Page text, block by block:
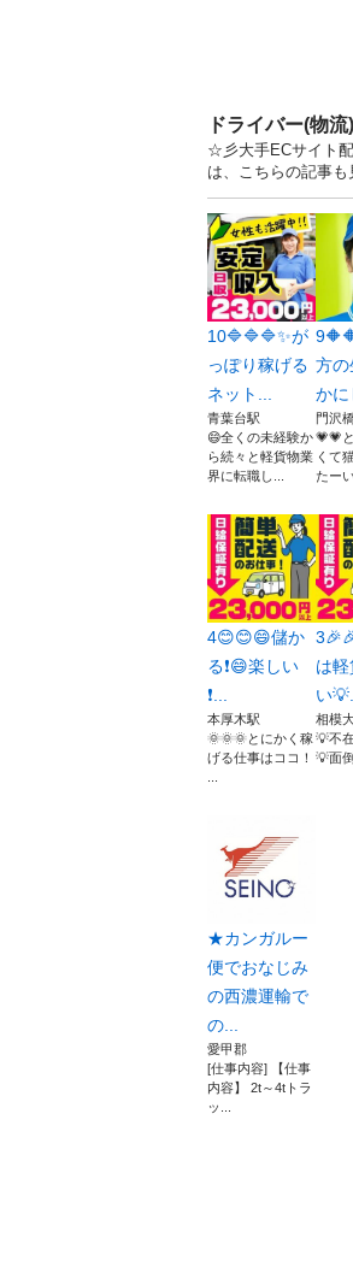
ドライバー(物
☆彡大手ECサイト
は、こちらの記事も
10🔷🔷🔷✨が
っぽり稼げる
ネット...
青葉台駅
😄全くの未経験か
ら続々と軽貨物業
界に転職し...
方の
かに
門沢
💗💗
くて
たー
4😊😊😄儲か
る❗️😄楽しい
❗️...
本厚木駅
🌞🌞🌞とにかく稼
げる仕事はココ！
は
い💡...
相模
💡不
💡面
★カンガルー
便でおなじみ
の西濃運輸で
の...
愛甲郡
[仕事内容] 【仕事
内容】 2t～4tトラ
ッ...